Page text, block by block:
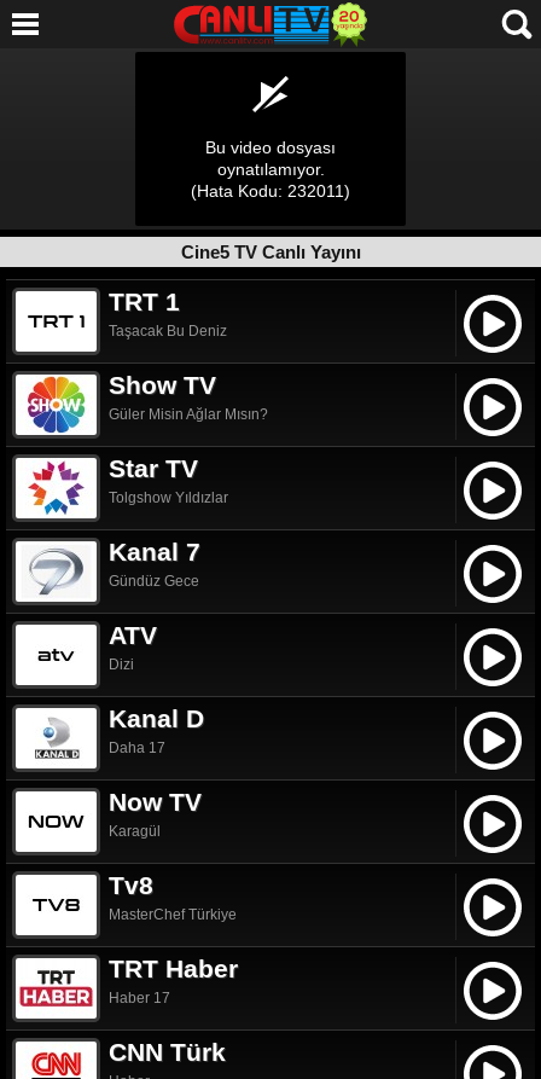
Cine5 TV Canlı Yayını
TRT 1
Taşacak Bu Deniz
Show TV
Güler Misin Ağlar Mısın?
Star TV
Tolgshow Yıldızlar
Kanal 7
Gündüz Gece
ATV
Dizi
Kanal D
Daha 17
Now TV
Karagül
Tv8
MasterChef Türkiye
TRT Haber
Haber 17
CNN Türk